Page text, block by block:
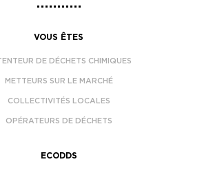
VOUS ÊTES
DE DÉCHETS CHIMIQUES
METTEURS SUR LE MARCHÉ
COLLECTIVITÉS LOCALES
OPÉRATEURS DE DÉCHETS
ECODDS